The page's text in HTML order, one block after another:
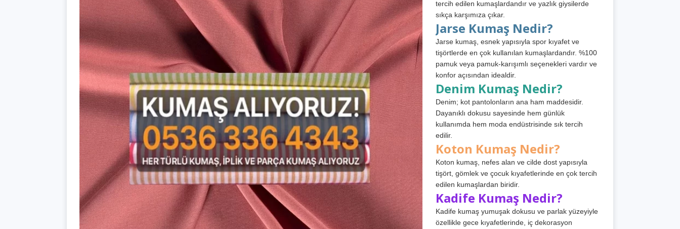
tercih edilen kumaşlardandır ve yazlık giysilerde
sıkça karşımıza çıkar.
Jarse Kumaş Nedir?
Jarse kumaş, esnek yapısıyla spor kıyafet ve
tişörtlerde en çok kullanılan kumaşlardandır. %100
pamuk veya pamuk-karışımlı seçenekleri vardır ve
konfor açısından idealdir.
Denim Kumaş Nedir?
Denim; kot pantolonların ana ham maddesidir.
Dayanıklı dokusu sayesinde hem günlük
kullanımda hem moda endüstrisinde sık tercih
edilir.
Koton Kumaş Nedir?
Koton kumaş, nefes alan ve cilde dost yapısıyla
tişört, gömlek ve çocuk kıyafetlerinde en çok tercih
edilen kumaşlardan biridir.
Kadife Kumaş Nedir?
Kadife kumaş yumuşak dokusu ve parlak yüzeyiyle
özellikle gece kıyafetlerinde, iç dekorasyon